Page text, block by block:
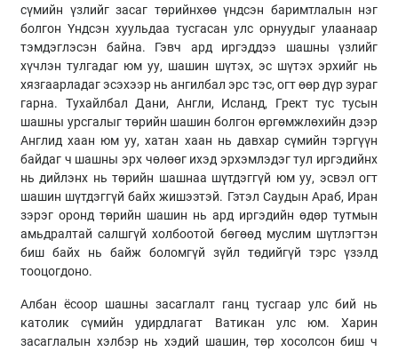
сүмийн үзлийг засаг төрийнхөө үндсэн баримтлалын нэг
болгон Үндсэн хуульдаа тусгасан улс орнуудыг улаанаар
тэмдэглэсэн байна. Гэвч ард иргэддээ шашны үзлийг
хүчлэн тулгадаг юм уу, шашин шүтэх, эс шүтэх эрхийг нь
хязгаарладаг эсэхээр нь ангилбал эрс тэс, огт өөр дүр зураг
гарна. Тухайлбал Дани, Англи, Исланд, Грект тус тусын
шашны урсгалыг төрийн шашин болгон өргөмжлөхийн дээр
Англид хаан юм уу, хатан хаан нь давхар сүмийн тэргүүн
байдаг ч шашны эрх чөлөөг ихэд эрхэмлэдэг тул иргэдийнх
нь дийлэнх нь төрийн шашнаа шүтдэггүй юм уу, эсвэл огт
шашин шүтдэггүй байх жишээтэй. Гэтэл Саудын Араб, Иран
зэрэг оронд төрийн шашин нь ард иргэдийн өдөр тутмын
амьдралтай салшгүй холбоотой бөгөөд муслим шүтлэгтэн
биш байх нь байж боломгүй зүйл төдийгүй тэрс үзэлд
тооцогдоно.
Албан ёсоор шашны засаглалт ганц тусгаар улс бий нь
католик сүмийн удирдлагат Ватикан улс юм. Харин
засаглалын хэлбэр нь хэдий шашин, төр хосолсон биш ч